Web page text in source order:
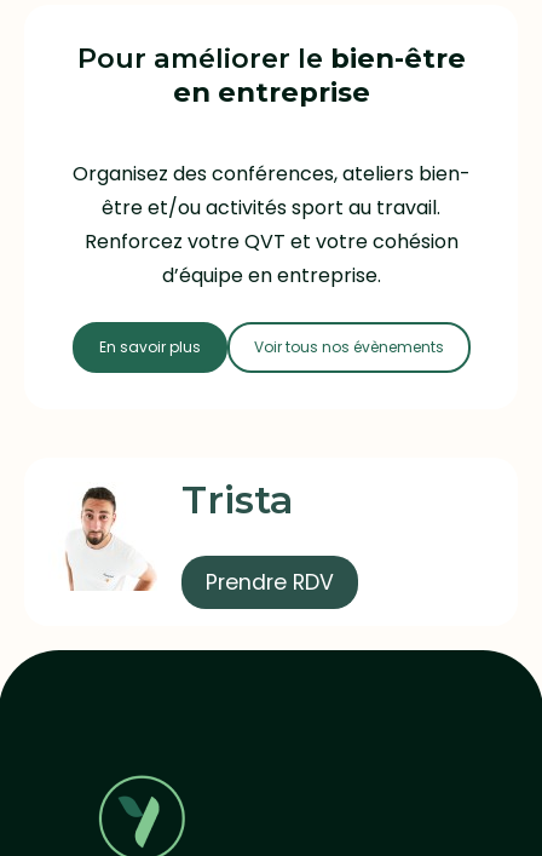
Pour améliorer le bien-être
en entreprise
Organisez des conférences, ateliers bien-
être et/ou activités sport au travail.
Renforcez votre QVT et votre cohésion
d’équipe en entreprise.
En savoir plus Voir tous nos évènements
Trista
Prendre RDV